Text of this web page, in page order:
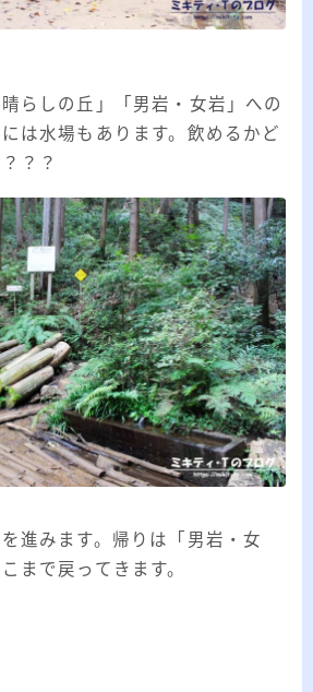
らしの丘」「男岩・女岩」への
は水場もあります。飲めるかど
？？
進みます。帰りは「男岩・女
まで戻ってきます。